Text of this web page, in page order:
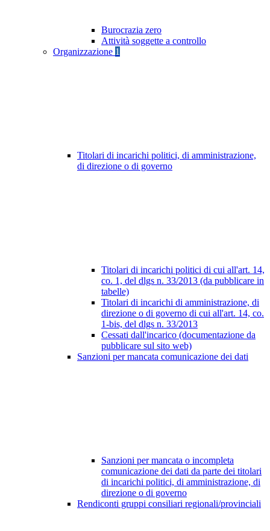
Burocrazia zero
Attività soggette a controllo
Organizzazione 1
Titolari di incarichi politici, di amministrazione,
di direzione o di governo
Titolari di incarichi politici di cui all'art. 14,
co. 1, del dlgs n. 33/2013 (da pubblicare in
tabelle)
Titolari di incarichi di amministrazione, di
direzione o di governo di cui all'art. 14, co.
1-bis, del dlgs n. 33/2013
Cessati dall'incarico (documentazione da
pubblicare sul sito web)
Sanzioni per mancata comunicazione dei dati
Sanzioni per mancata o incompleta
comunicazione dei dati da parte dei titolari
di incarichi politici, di amministrazione, di
direzione o di governo
Rendiconti gruppi consiliari regionali/provinciali